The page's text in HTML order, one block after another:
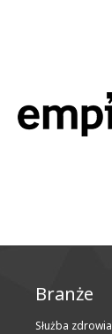
Branże
Służba zdrowia